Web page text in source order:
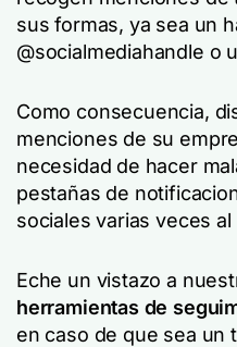
sus formas, ya sea un
@socialmediahandle o
Como consecuencia,
menciones de su
necesidad de hacer
pestañas de
sociales varias veces al
Eche un vistazo a
herramientas de
en caso de que sea un